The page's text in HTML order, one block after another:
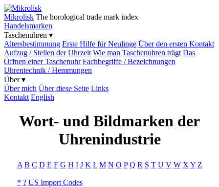
Mikrolisk The horological trade mark index
Handelsmarken
Taschenuhren ▾
Altersbestimmung Erste Hilfe für Neulinge Über den ersten Kontakt
Aufzug / Stellen der Uhrzeit Wie man Taschenuhren trägt Das
Öffnen einer Taschenuhr Fachbegriffe / Bezeichnungen
Uhrentechnik / Hemmungen
Über ▾
Über mich Über diese Seite Links
Kontakt English
Wort- und Bildmarken der
Uhrenindustrie
A B C D E F G H I J K L M N O P Q R S T U V W X Y Z
* ? US Import Codes